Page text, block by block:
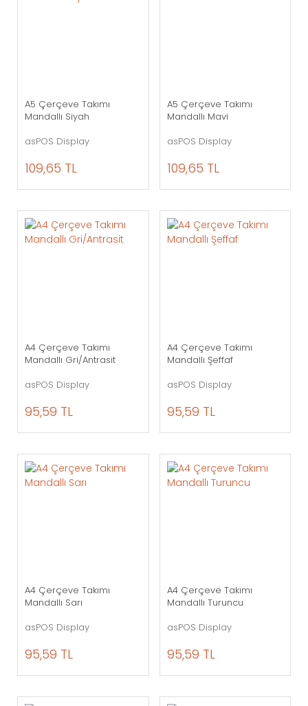
A5 Çerçeve Takımı
Mandallı Siyah
asPOS Display
109,65 TL
A5 Çerçeve Takımı
Mandallı Mavi
asPOS Display
109,65 TL
A4 Çerçeve Takımı
Mandallı Gri/Antrasit
asPOS Display
95,59 TL
A4 Çerçeve Takımı
Mandallı Şeffaf
asPOS Display
95,59 TL
A4 Çerçeve Takımı
Mandallı Sarı
asPOS Display
95,59 TL
A4 Çerçeve Takımı
Mandallı Turuncu
asPOS Display
95,59 TL